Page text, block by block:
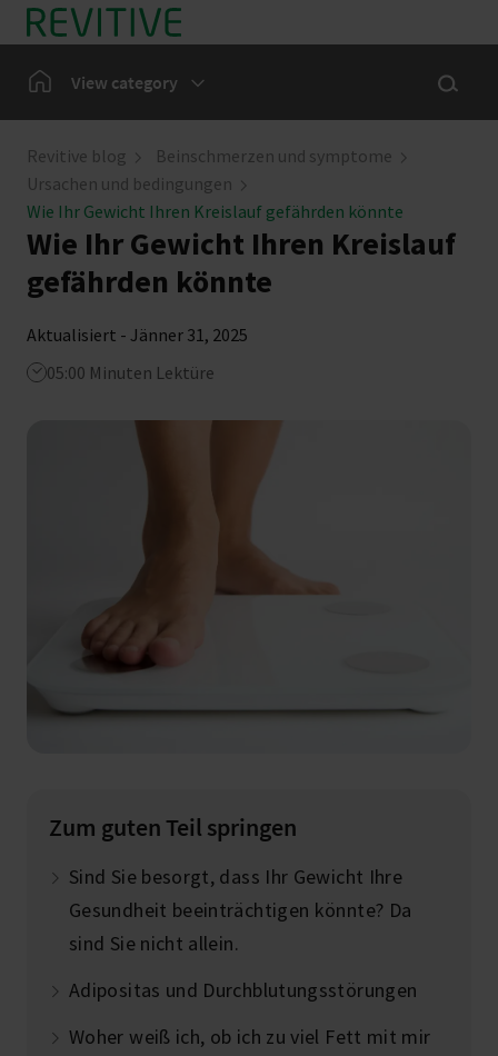
Skip to main content
HomeView category
Unsere Gemeinschaft
Nachrichten
Show
Revitive blog
Beinschmerzen und symptome
Ursachen und bedingungen
Wie Ihr Gewicht Ihren Kreislauf gefährden könnte
Wie Ihr Gewicht Ihren Kreislauf
gefährden könnte
Aktualisiert - Jänner 31, 2025
05:00 Minuten Lektüre
Zum guten Teil springen
Sind Sie besorgt, dass Ihr Gewicht Ihre
Gesundheit beeinträchtigen könnte? Da
sind Sie nicht allein.
Adipositas und Durchblutungsstörungen
Woher weiß ich, ob ich zu viel Fett mit mir